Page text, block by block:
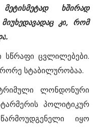
მეტისმეტად
ხშირად
მიუხედავადაც კი, რომ
.
სწრაფი ცვლილებები.
სტაბილურობაა.
ლონდონური
პოლიტიკურ
წარმოუდგენელი
იყო